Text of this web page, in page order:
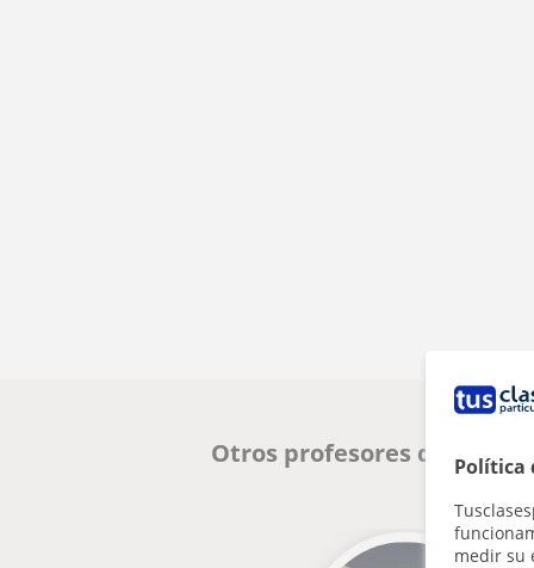
Política
medir su
Otros profesores de